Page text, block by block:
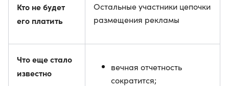
Кто не будет
его платить
Остальные участники цепочки
размещения рекламы
Что еще стало
известно
вечная отчетность
сократится;